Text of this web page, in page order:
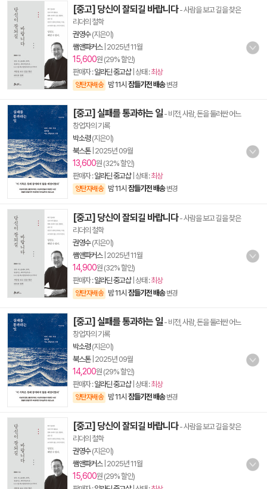
[중고] 당신이 잘되길 바랍니다- 사람을 보고 길을 찾은
리더의 철학
권영수(지은이)
쌤앤파커스| 2025년 11월
15,600원 (29% 할인)
판매자 :알라딘 중고샵| 상태 :최상
양탄자배송 밤 11시 잠들기전 배송 변경
[중고] 실패를 통과하는 일 - 비전, 사람, 돈을 둘러싼 어느
창업자의 기록
박소령(지은이)
북스톤| 2025년 09월
13,600원 (32% 할인)
판매자 :알라딘 중고샵| 상태 :최상
양탄자배송 밤 11시 잠들기전 배송 변경
[중고] 당신이 잘되길 바랍니다- 사람을 보고 길을 찾은
리더의 철학
권영수(지은이)
쌤앤파커스| 2025년 11월
14,900원 (32% 할인)
판매자 :알라딘 중고샵| 상태 :최상
양탄자배송 밤 11시 잠들기전 배송 변경
[중고] 실패를 통과하는 일 - 비전, 사람, 돈을 둘러싼 어느
창업자의 기록
박소령(지은이)
북스톤| 2025년 09월
14,200원 (29% 할인)
판매자 :알라딘 중고샵| 상태 :최상
양탄자배송 밤 11시 잠들기전 배송 변경
[중고] 당신이 잘되길 바랍니다- 사람을 보고 길을 찾은
리더의 철학
권영수(지은이)
쌤앤파커스| 2025년 11월
15,600원 (29% 할인)